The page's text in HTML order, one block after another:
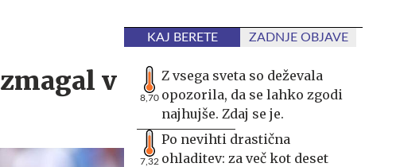
v
KAJ BERETE ZADNJE OBJAVE
8,70
Z vsega sveta so deževala
opozorila, da se lahko zgodi
najhujše. Zdaj se je.
7,32
Po nevihti drastična
ohladitev: za več kot deset